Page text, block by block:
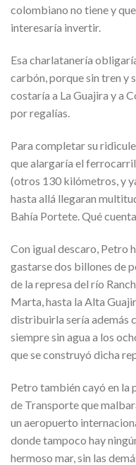
colombiano no tiene y
interesaría invertir.
Esa charlatanería
carbón, porque sin tren y
costaría a La Guajira y a
por regalías.
Para completar su
que alargaría el
(otros 130 kilómetros, y
hasta allá llegaran
Bahía Portete. Qué
Con igual descaro, Petro
gastarse dos billones de
de la represa del río
Marta, hasta la Alta
distribuirla sería además
siempre sin agua a los
que se construyó dicha
Petro también cayó en la
de Transporte que
un aeropuerto
donde tampoco hay
hermoso mar, sin las